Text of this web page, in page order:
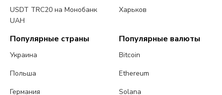
USDT TRC20 на Монобанк
UAH
Харьков
Популярные страны
Украина
Польша
Германия
Популярные валюты
Bitcoin
Ethereum
Solana